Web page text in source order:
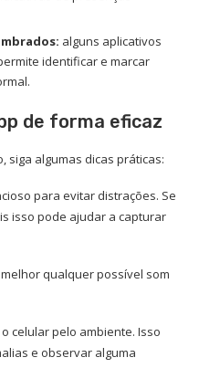
alguns aplicativos
identificar e marcar
de forma eficaz
siga algumas dicas práticas:
para evitar distrações. Se
isso pode ajudar a capturar
qualquer possível som
celular pelo ambiente. Isso
e observar alguma